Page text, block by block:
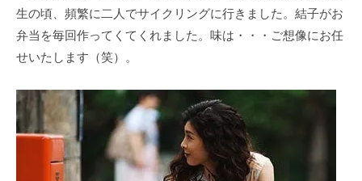
生の頃、頻繁に二人でサイクリングに行きました。結子がお
弁当を毎回作ってくてくれました。味は・・・ご想像にお任
せいたします（笑）。